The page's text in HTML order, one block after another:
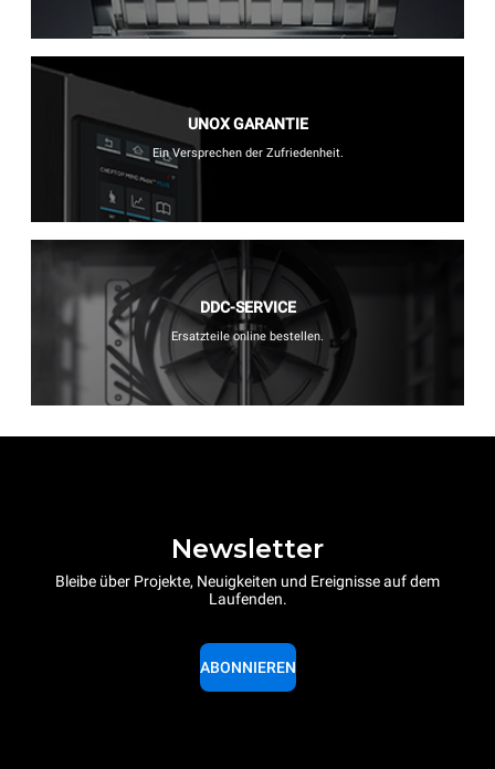
UNOX GARANTIE
Ein Versprechen der Zufriedenheit.
DDC-SERVICE
Ersatzteile online bestellen.
Newsletter
Bleibe über Projekte, Neuigkeiten und Ereignisse auf dem
Laufenden.
ABONNIEREN